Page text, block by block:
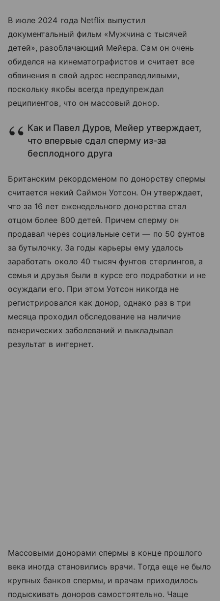
В июле 2024 года Netflix выпустил
документальный фильм «Мужчина с тысячей
детей», разоблачающий Мейера. Сам он очень
обиделся на кинематографистов и считает все
обвинения в свой адрес несправедливыми,
поскольку якобы всегда предупреждал
реципиентов, что он массовый донор.
Как и Павел Дуров, Мейер утверждает,
что впервые сдал сперму из-за
бесплодного друга
Британским рекордсменом по донорству спермы
считается некий Саймон Уотсон. Он утверждает,
что за 16 лет еженедельного донорства стал
отцом более 800 детей. Причем сперму он
продавал через социальные сети — по 50 фунтов
за бутылочку. За годы карьеры ему удалось
заработать около 40 тысяч фунтов стерлингов, а
семья и друзья были в курсе его подработки и не
осуждали его. При этом Уотсон никогда не
регистрировался как донор, однако раз в три
месяца проходил обследование на наличие
венерических заболеваний и выкладывал
результат в интернет.
Массовыми донорами спермы в конце прошлого
века иногда становились врачи. Тогда еще не было
крупных банков спермы, и врачам приходилось
подыскивать доноров самостоятельно. Чаще